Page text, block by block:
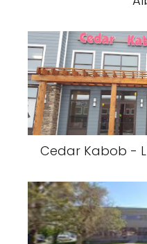
Cedar Kabob -